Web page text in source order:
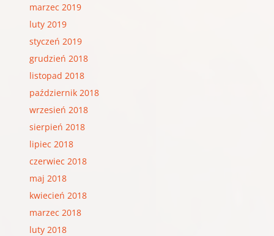
marzec 2019
luty 2019
styczeń 2019
grudzień 2018
listopad 2018
październik 2018
wrzesień 2018
sierpień 2018
lipiec 2018
czerwiec 2018
maj 2018
kwiecień 2018
marzec 2018
luty 2018